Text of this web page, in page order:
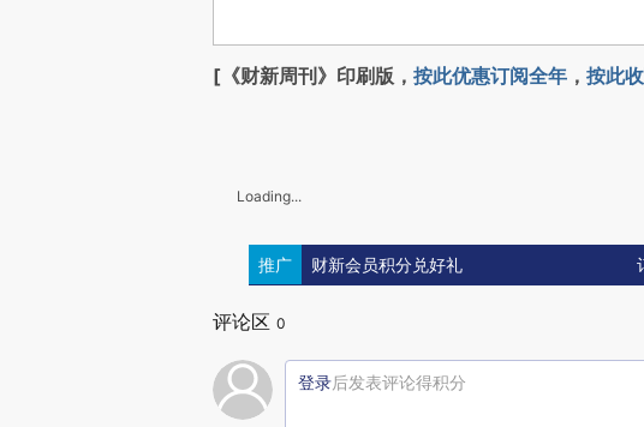
[《财新周刊》印刷版， 按此优惠订阅全年 ， 按此
Loading...
推广 财新会员积分兑好礼
评论区 0
登录后发表评论得积分